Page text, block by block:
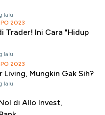
lalu
2023
Trader! Ini Cara "Hidup
lalu
2023
Mungkin Gak Sih?
lalu
di Allo Invest,